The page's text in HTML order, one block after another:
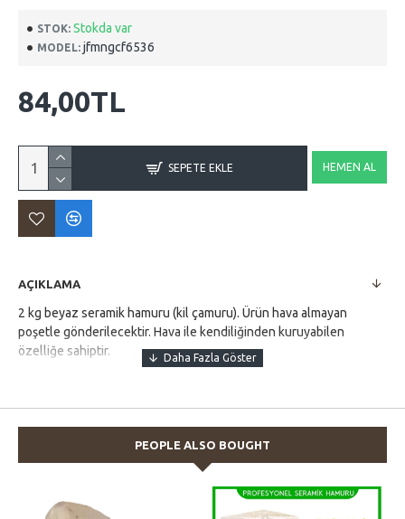
STOK: Stokda var
MODEL: jfmngcf6536
84,00TL
SEPETE EKLE HEMEN AL
AÇIKLAMA
2 kg beyaz seramik hamuru (kil çamuru). Ürün hava almayan
poşetle gönderilecektir. Hava ile kendiliğinden kuruyabilen
özelliğe sahiptir.
PEOPLE ALSO BOUGHT